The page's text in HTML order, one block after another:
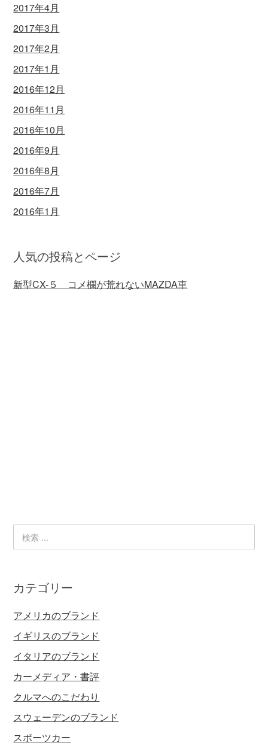
2017年4月
2017年3月
2017年2月
2017年1月
2016年12月
2016年11月
2016年10月
2016年9月
2016年8月
2016年7月
2016年1月
人気の投稿とページ
新型CX-５ コメ欄が荒れないMAZDA車
カテゴリー
アメリカのブランド
イギリスのブランド
イタリアのブランド
カーメディア・書評
クルマへのこだわり
スウェーデンのブランド
スポーツカー